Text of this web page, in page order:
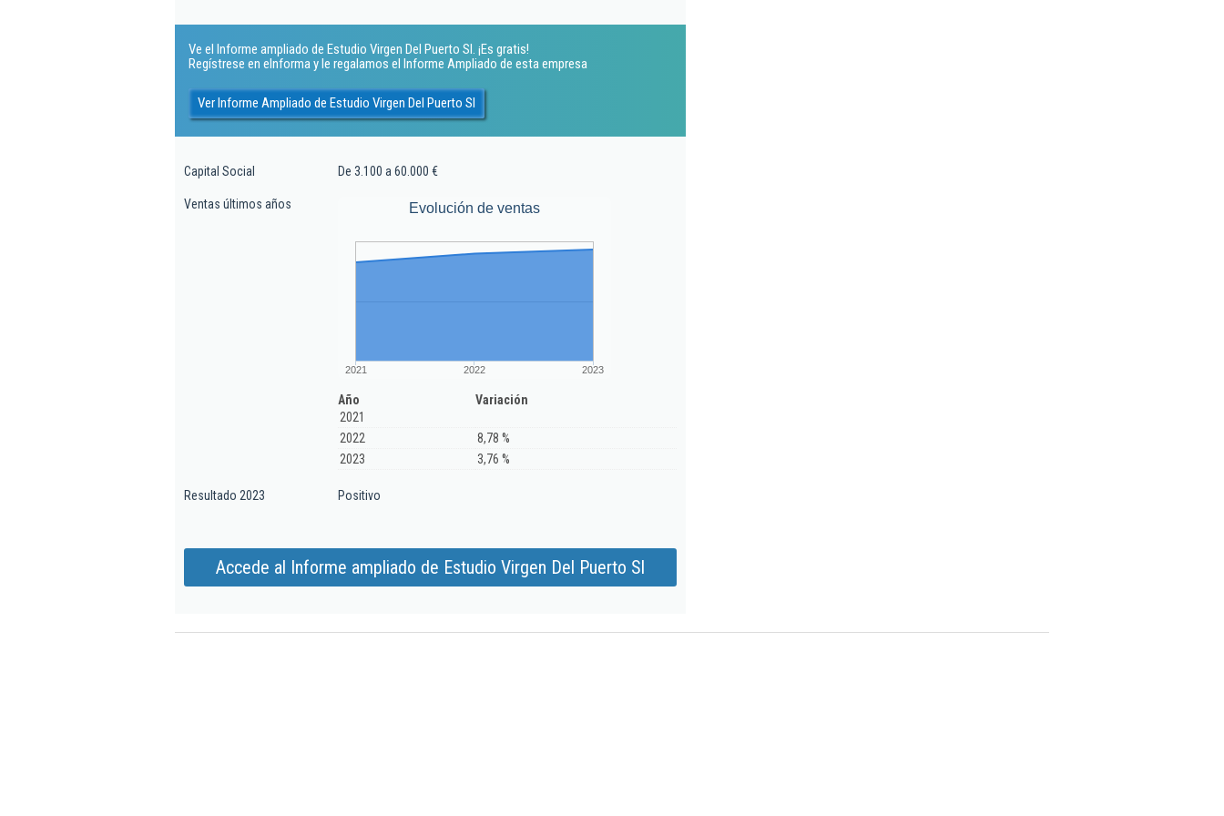
Ve el Informe ampliado de Estudio Virgen Del Puerto Sl. ¡Es gratis!
Regístrese en eInforma y le regalamos el Informe Ampliado de esta empresa
Ver Informe Ampliado de Estudio Virgen Del Puerto Sl
Capital Social De 3.100 a 60.000 €
Ventas últimos años Evolución de ventas
2021 2022 2023
Año
Variación
2021
2022
8,78 %
2023
3,76 %
Resultado 2023 Positivo
Accede al Informe ampliado de Estudio Virgen Del Puerto Sl